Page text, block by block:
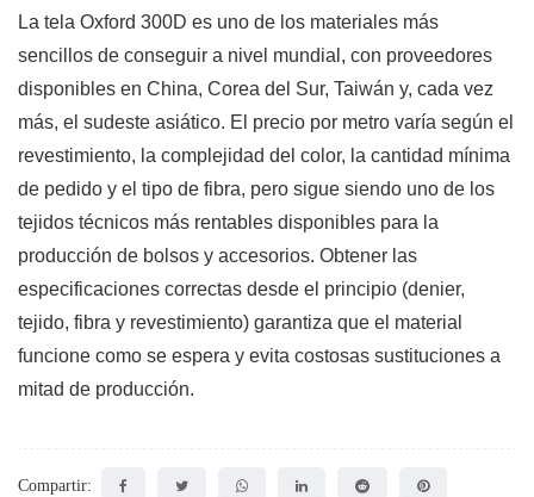
La tela Oxford 300D es uno de los materiales más
sencillos de conseguir a nivel mundial, con proveedores
disponibles en China, Corea del Sur, Taiwán y, cada vez
más, el sudeste asiático. El precio por metro varía según el
revestimiento, la complejidad del color, la cantidad mínima
de pedido y el tipo de fibra, pero sigue siendo uno de los
tejidos técnicos más rentables disponibles para la
producción de bolsos y accesorios. Obtener las
especificaciones correctas desde el principio (denier,
tejido, fibra y revestimiento) garantiza que el material
funcione como se espera y evita costosas sustituciones a
mitad de producción.
Compartir: